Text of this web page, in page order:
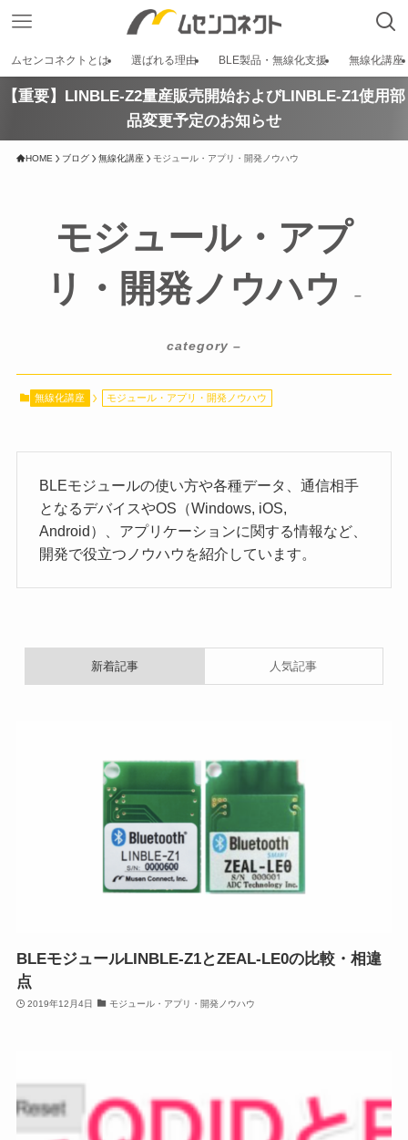
ムセンコネクトとは 選ばれる理由 BLE製品・無線化支援 無線化講座
【重要】LINBLE-Z2量産販売開始およびLINBLE-Z1使用部
品変更予定のお知らせ
HOME ブログ 無線化講座 モジュール・アプリ・開発ノウハウ
モジュール・アプ
リ・開発ノウハウ
–
category –
無線化講座 モジュール・アプリ・開発ノウハウ
BLEモジュールの使い方や各種データ、通信相手
となるデバイスやOS（Windows, iOS,
Android）、アプリケーションに関する情報など、
開発で役立つノウハウを紹介しています。
新着記事 人気記事
BLEモジュールLINBLE-Z1とZEAL-LE0の比較・相違
点
2019年12月4日 モジュール・アプリ・開発ノウハウ